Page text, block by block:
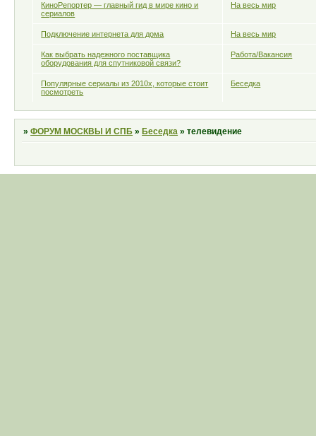
КиноРепортер — главный гид в мире кино и
сериалов
На весь мир
Подключение интернета для дома На весь мир
Как выбрать надежного поставщика
оборудования для спутниковой связи?
Работа/Вакансия
Популярные сериалы из 2010х, которые стоит
посмотреть
Беседка
»ФОРУМ МОСКВЫ И СПБ »Беседка »телевидение